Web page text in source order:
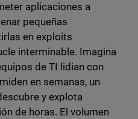
aplicaciones a
pequeñas
en exploits
interminable. Imagina
de TI lidian con
en semanas, un
y explota
de horas. El volumen